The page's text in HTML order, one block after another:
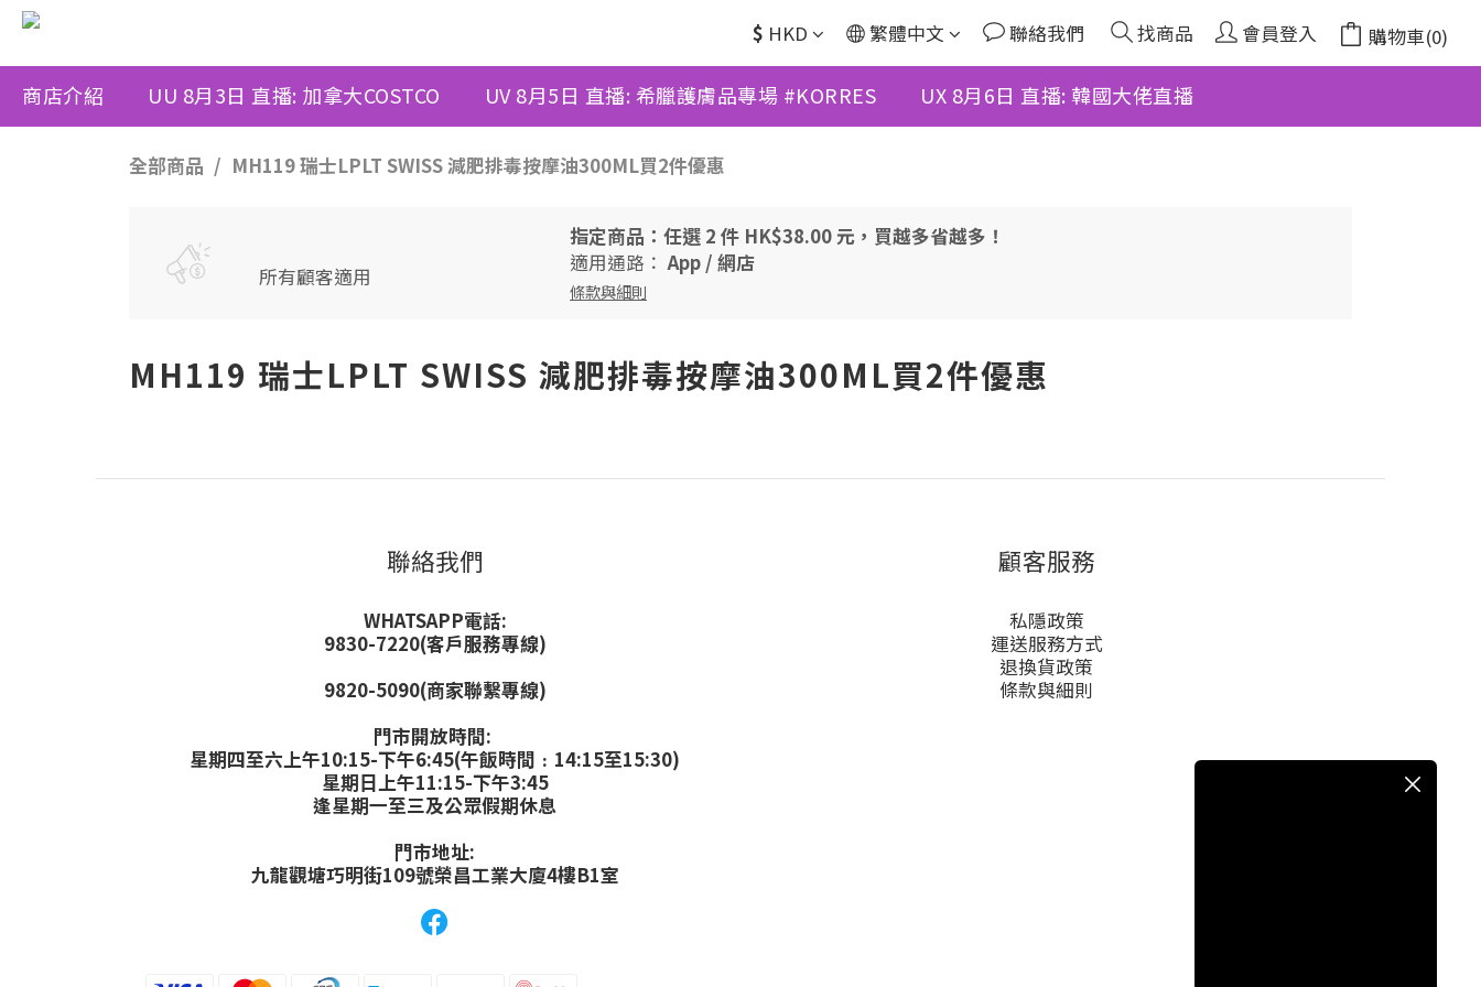
$ HKD 繁體中文 聯絡我們 找商品 會員登入 購物車(0)
商店介紹 UU 8月3日 直播: 加拿大COSTCO UV 8月5日 直播: 希臘護膚品專場 #KORRES UX 8月6日 直播: 韓國大佬直播
全部商品 MH119 瑞士LPLT SWISS 減肥排毒按摩油300ML買2件優惠
所有顧客適用
指定商品：任選 2 件 HK$38.00 元，買越多省越多！
適用通路：App / 網店
條款與細則
MH119 瑞士LPLT SWISS 減肥排毒按摩油300ML買2件優惠
聯絡我們
WHATSAPP電話:
9830-7220(客戶服務專線)
9820-5090(商家聯繫專線)
門市開放時間:
星期四至六上午10:15-下午6:45(午飯時間﹕14:15至15:30)
星期日上午11:15-下午3:45
逢星期一至三及公眾假期休息
門市地址:
九龍觀塘巧明街109號榮昌工業大廈4樓B1室
顧客服務
私隱政策
運送服務方式
退換貨政策
條款與細則